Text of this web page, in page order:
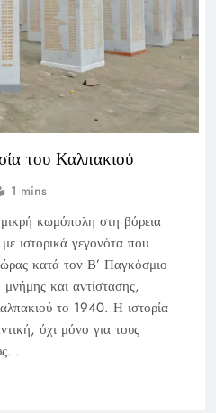
του Καλπακιού
1 mins
κωμόπολη στη βόρεια
ιστορικά γεγονότα που
κατά τον Β’ Παγκόσμιο
και αντίστασης,
το 1940. Η ιστορία
όχι μόνο για τους